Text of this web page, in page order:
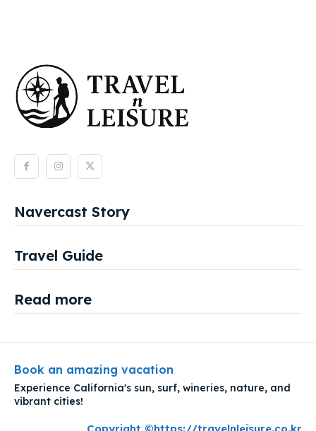
Navercast Story
Travel Guide
Read more
Book an amazing vacation
Experience California's sun, surf, wineries, nature, and
vibrant cities!